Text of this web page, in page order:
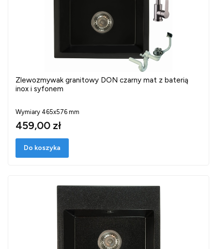
Zlewozmywak granitowy DON czarny mat z baterią
inox i syfonem
Wymiary 465x576 mm
459,00 zł
Do koszyka